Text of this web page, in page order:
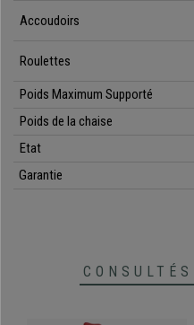
Accoudoirs
Roulettes
Poids Maximum Supporté
Poids de la chaise
Etat
Garantie
CONSULTÉS